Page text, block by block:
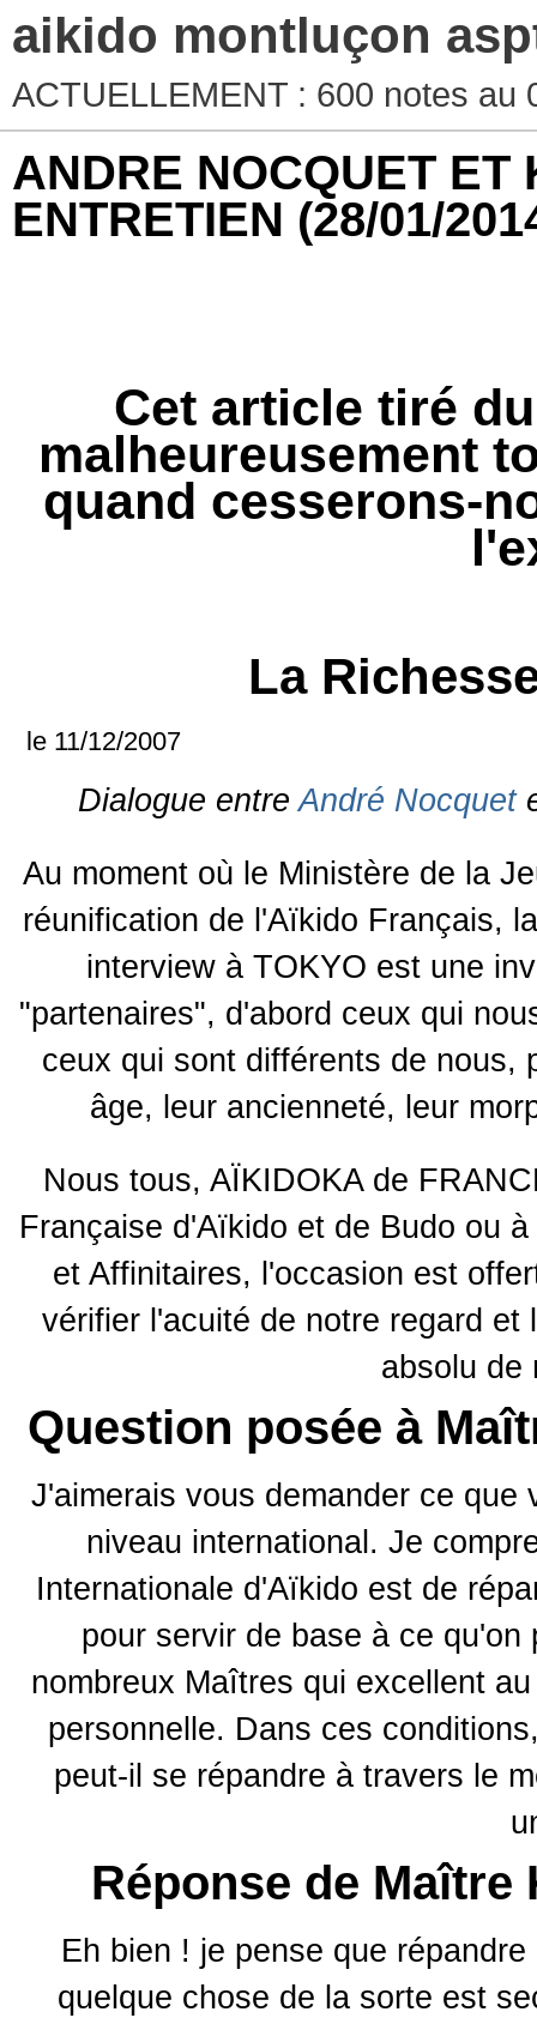
aikido montluçon
ACTUELLEMENT : 600 notes au
ANDRE NOCQUET ET
ENTRETIEN (28/01/
Cet article tiré
malheureusement
quand cesserons-
La
le 11/12/2007
Dialogue entreAndré Nocquet
Au moment où le Ministère de la
réunification de l'Aïkido Français,
interview à TOKYO est une
"partenaires", d'abord ceux qui
ceux qui sont différents de nous,
âge, leur ancienneté, leur
Nous tous, AÏKIDOKA de
Française d'Aïkido et de Budo ou
et Affinitaires, l'occasion est
vérifier l'acuité de notre regard
absolu de
Question posée à
J'aimerais vous demander ce
niveau international. Je
Internationale d'Aïkido est de
pour servir de base à ce
nombreux Maîtres qui excellent
personnelle. Dans ces
peut-il se répandre à travers le
Réponse de Maître
Eh bien ! je pense que
quelque chose de la sorte est